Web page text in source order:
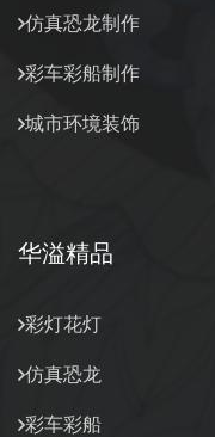
仿真恐龙制作
彩车彩船制作
城市环境装饰
华溢精品
彩灯花灯
仿真恐龙
彩车彩船